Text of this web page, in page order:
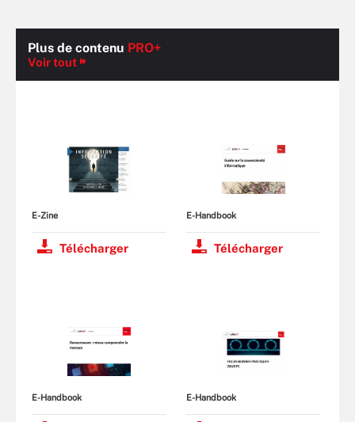
Plus de contenu PRO+
Voir tout
E-Zine
Télécharger
E-Handbook
Télécharger
E-Handbook E-Handbook